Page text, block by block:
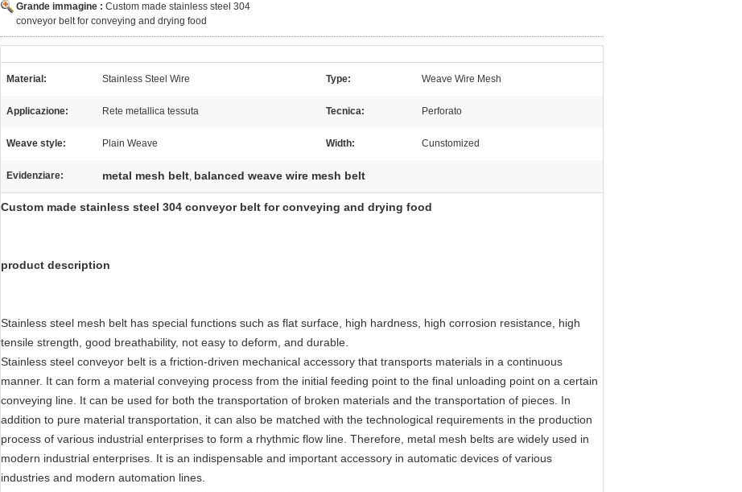
Grande immagine : Custom made stainless steel 304
conveyor belt for conveying and drying food
Material: Stainless Steel Wire Type: Weave Wire Mesh
Applicazione: Rete metallica tessuta Tecnica: Perforato
Weave style: Plain Weave Width: Cunstomized
Evidenziare: metal mesh belt, balanced weave wire mesh belt
Custom made stainless steel 304 conveyor belt for conveying and drying food
product description
Stainless steel mesh belt has special functions such as flat surface, high hardness, high corrosion resistance, high
tensile strength, good breathability, not easy to deform, and durable.
Stainless steel conveyor belt is a friction-driven mechanical accessory that transports materials in a continuous
manner. It can form a material conveying process from the initial feeding point to the final unloading point on a certain
conveying line. It can be used for both the transportation of broken materials and the transportation of pieces. In
addition to pure material transportation, it can also be matched with the technological requirements in the production
process of various industrial enterprises to form a rhythmic flow line. Therefore, metal mesh belts are widely used in
modern industrial enterprises. It is an indispensable and important accessory in automatic devices of various
industries and modern automation lines.